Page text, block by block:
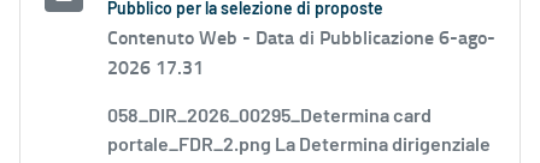
Pubblico per la selezione di proposte
Contenuto Web - Data di Pubblicazione 6-ago-
2026 17.31
058_DIR_2026_00295_Determina card
portale_FDR_2.png La Determina dirigenziale